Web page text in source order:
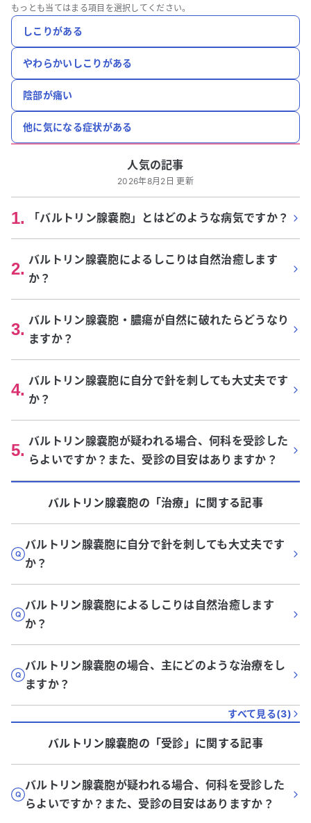
もっとも当てはまる項目を選択してください。
しこりがある
やわらかいしこりがある
陰部が痛い
他に気になる症状がある
人気の記事
2026年8月2日 更新
1. 「バルトリン腺嚢胞」とはどのような病気ですか？
2. バルトリン腺嚢胞によるしこりは自然治癒します
か？
3. バルトリン腺嚢胞・膿瘍が自然に破れたらどうなり
ますか？
4. バルトリン腺嚢胞に自分で針を刺しても大丈夫です
か？
5. バルトリン腺嚢胞が疑われる場合、何科を受診した
らよいですか？また、受診の目安はありますか？
バルトリン腺嚢胞の「治療 」に関する記事
バルトリン腺嚢胞に自分で針を刺しても大丈夫です
か？
バルトリン腺嚢胞によるしこりは自然治癒します
か？
バルトリン腺嚢胞の場合、主にどのような治療をし
ますか？
すべて見る(3)
バルトリン腺嚢胞の「受診 」に関する記事
バルトリン腺嚢胞が疑われる場合、何科を受診した
らよいですか？また、受診の目安はありますか？